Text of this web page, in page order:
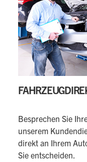
Besprechen Sie
unserem
direkt an Ihrem
Sie entscheiden.